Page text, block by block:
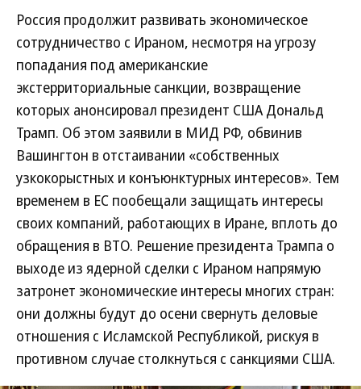
Россия продолжит развивать экономическое
сотрудничество с Ираном, несмотря на угрозу
попадания под американские
экстерриториальные санкции, возвращение
которых анонсировал президент США Дональд
Трамп. Об этом заявили в МИД РФ, обвинив
Вашингтон в отстаивании «собственных
узкокорыстных и конъюнктурных интересов». Тем
временем в ЕС пообещали защищать интересы
своих компаний, работающих в Иране, вплоть до
обращения в ВТО. Решение президента Трампа о
выходе из ядерной сделки с Ираном напрямую
затронет экономические интересы многих стран:
они должны будут до осени свернуть деловые
отношения с Исламской Республикой, рискуя в
противном случае столкнуться с санкциями США.